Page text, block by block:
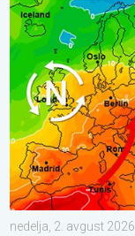
Vrućine, od
nedelja, 2. avgust